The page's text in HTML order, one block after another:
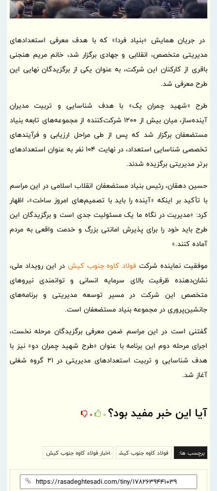
در جریان همایش «بنیاد فردا» که با هدف معرفی استعدادهای
مدیریتی متخصص، انقلابی و جهادی برگزار شد، خانم مریم هنجنی
باقری از کارکنان این شرکت، به عنوان یکی از برگزیدگان نهایی این
طرح معرفی شد.
طرح «شهید چمران یک» با هدف شناسایی و تربیت مدیران
آینده‌ساز، میان بیش از 1200 شرکت‌کننده از مجموعه‌های تابعه بنیاد
مستضعفان برگزار شد که پس از طی مراحل ارزیابی و فرآیندهای
تخصصی شناسایی استعداد، در نهایت 104 نفر به عنوان استعدادهای
برتر مدیریتی برگزیده شدند.
حسین دهقان، رئیس بنیاد مستضعفان انقلاب اسلامی در این مراسم
با تأکید بر اینکه «آینده را باید با تصمیم‌های امروز ساخت»، اظهار
کرد: «مدیریت در نگاه ما یک مسئولیت جدی است و برگزیدگان این
طرح باید خود را برای پذیرش امانتی بزرگ و خدمت واقعی به مردم
آماده کنند.»
موفقیت نماینده شرکت فولاد کاوه جنوب کیش در این رویداد ملی،
نشان‌دهنده ظرفیت بالای سرمایه انسانی و توانمندی نیروهای
متخصص این شرکت در مسیر توسعه مدیریتی و برنامه‌های
جانشین‌پروری در مجموعه بنیاد مستضعفان است.
گفتنی است در این مراسم ضمن معرفی برگزیدگان مرحله نخست،
اجرای مرحله دوم این برنامه با عنوان «طرح شهید چمران دو» نیز با
هدف شناسایی و تربیت استعدادهای مدیریتی در 21 گروه شغلی
آغاز شد.
آیا این خبر مفید بود؟ 0
0
برچسب ها: فولاد کاوه جنوب کیش اخبار فولاد کاوه جنوب کیش